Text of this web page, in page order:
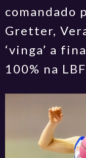
comandado
Gretter,
‘vinga’ a
100% na